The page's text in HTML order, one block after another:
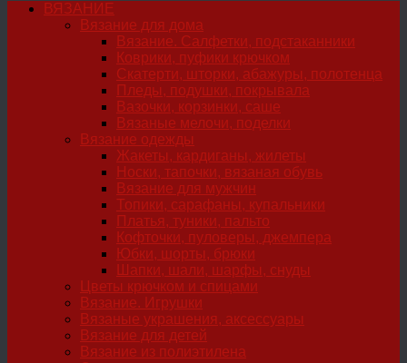
ВЯЗАНИЕ
Вязание для дома
Вязание. Салфетки, подстаканники
Коврики, пуфики крючком
Скатерти, шторки, абажуры, полотенца
Пледы, подушки, покрывала
Вазочки, корзинки, саше
Вязаные мелочи, поделки
Вязание одежды
Жакеты, кардиганы, жилеты
Носки, тапочки, вязаная обувь
Вязание для мужчин
Топики, сарафаны, купальники
Платья, туники, пальто
Кофточки, пуловеры, джемпера
Юбки, шорты, брюки
Шапки, шали, шарфы, снуды
Цветы крючком и спицами
Вязание. Игрушки
Вязаные украшения, аксессуары
Вязание для детей
Вязание из полиэтилена